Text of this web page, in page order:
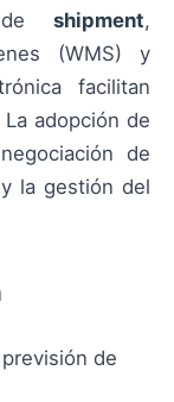
de shipment,
(WMS) y
facilitan
adopción de
de
la gestión del
de